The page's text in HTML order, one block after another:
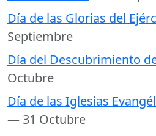
Día de las Glorias del
Septiembre
Día del Descubrimiento
Octubre
Día de las Iglesias
— 31 Octubre